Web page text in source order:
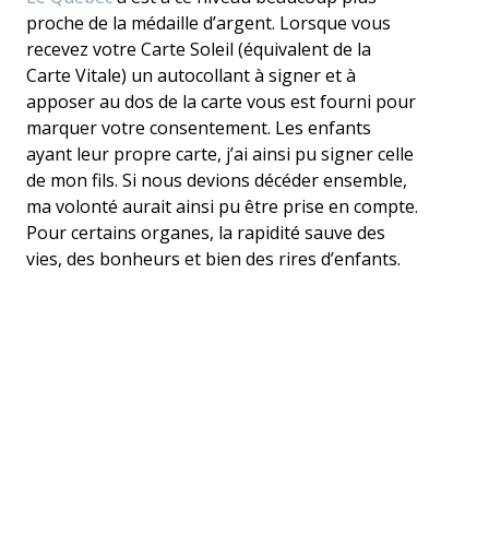
proche de la médaille d’argent. Lorsque vous
recevez votre Carte Soleil (équivalent de la
Carte Vitale) un autocollant à signer et à
apposer au dos de la carte vous est fourni pour
marquer votre consentement. Les enfants
ayant leur propre carte, j’ai ainsi pu signer celle
de mon fils. Si nous devions décéder ensemble,
ma volonté aurait ainsi pu être prise en compte.
Pour certains organes, la rapidité sauve des
vies, des bonheurs et bien des rires d’enfants.